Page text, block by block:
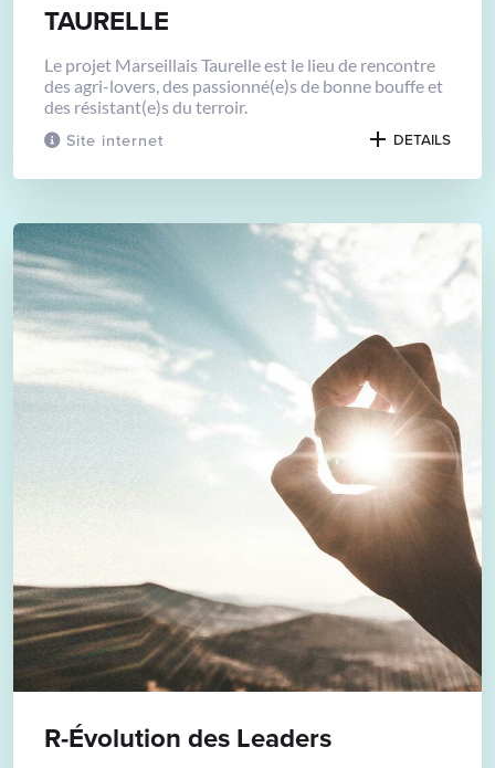
Site internet
TAURELLE
Le projet Marseillais Taurelle est le lieu de rencontre
des agri-lovers, des passionné(e)s de bonne bouffe et
des résistant(e)s du terroir.
DETAILS
R-Évolution des Leaders